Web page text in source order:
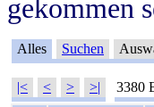
gekommen
Alles Suchen
|< < > >| 3380